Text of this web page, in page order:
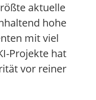
aktuelle
hohe
mit viel
Projekte hat
vor reiner